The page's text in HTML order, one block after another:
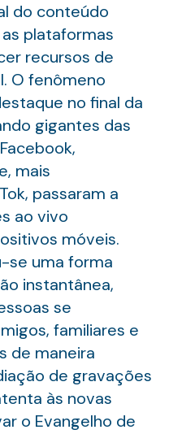
do conteúdo
plataformas
recursos de
O fenômeno
no final da
gigantes das
mais
passaram a
ao vivo
móveis.
se uma forma
instantânea,
se
familiares e
de maneira
de gravações
às novas
o Evangelho de